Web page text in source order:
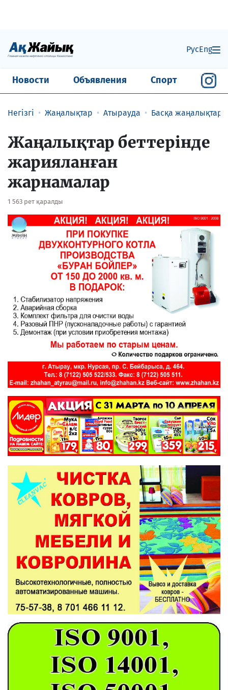
РусEng
Новости Объявления Спорт
Негізгі Жаңалықтар Атырауда Басқа жаңалықтар
Жаңалықтар беттерінде
жарияланған
жарнамалар
1 563 рет қаралды